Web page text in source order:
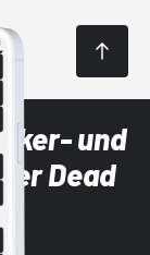
und
Dead